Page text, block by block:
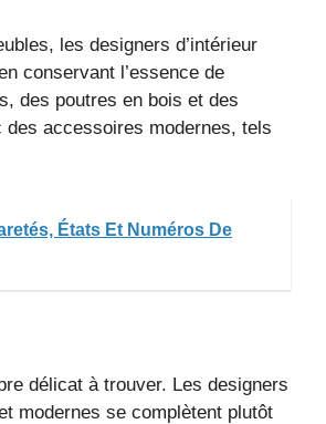
les designers d’intérieur
conservant l’essence de
des poutres en bois et des
accessoires modernes, tels
États Et Numéros De
délicat à trouver. Les designers
modernes se complètent plutôt